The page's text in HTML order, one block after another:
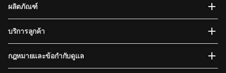
ผลิตภัณฑ์
บริการลูกค้า
กฎหมายและข้อกำกับดูแล